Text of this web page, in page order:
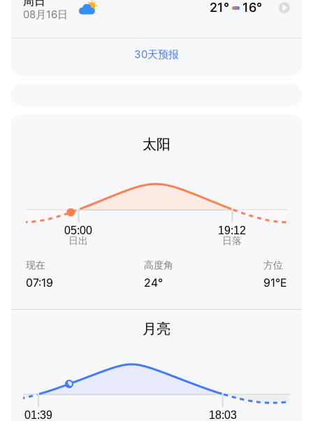
08月16日 21° 16°
30天预报
太阳
现在
07:19
高度角
24°
方位
91°E
月亮